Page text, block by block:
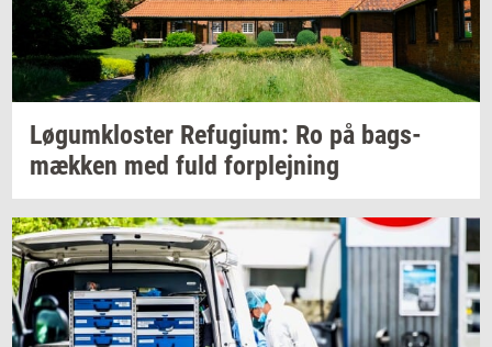
Løgum­klo­ster Re­fu­gi­um: Ro på bags­
mæk­ken med fuld for­plej­ning